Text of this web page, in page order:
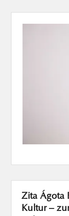
Zita Ágota
Kultur –